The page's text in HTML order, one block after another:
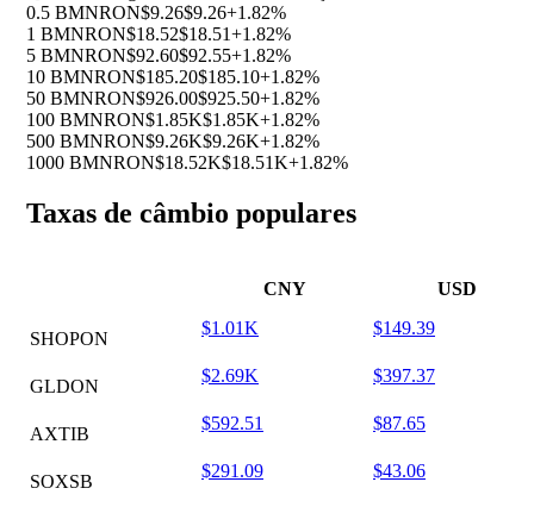
0.5 BMNRON$9.26$9.26+1.82%
1 BMNRON$18.52$18.51+1.82%
5 BMNRON$92.60$92.55+1.82%
10 BMNRON$185.20$185.10+1.82%
50 BMNRON$926.00$925.50+1.82%
100 BMNRON$1.85K$1.85K+1.82%
500 BMNRON$9.26K$9.26K+1.82%
1000 BMNRON$18.52K$18.51K+1.82%
Taxas de câmbio populares
CNY USD
SHOPON
$1.01K $149.39
GLDON
$2.69K $397.37
AXTIB
$592.51 $87.65
SOXSB
$291.09 $43.06